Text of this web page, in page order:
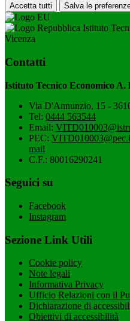
Accetta tutti Salva le
Istituto
Vicenza
Contatti
Istituto Tecnico Economico A.
Via D'Annunzio, 15 -
Tel: 0444 563544
Email:
PEC:
mail
C.F.: 80016290241
Seguici su
Facebook
Instagram
Sezione Link Utili
Cookie policy
Note legali
Informativa Privacy
Ufficio Relazioni con il
Dichiarazione di
Obiettivi di accessibilità